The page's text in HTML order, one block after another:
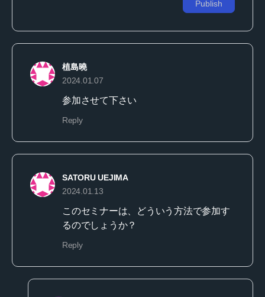
植島曉
2024.01.07
参加させて下さい
Reply
SATORU UEJIMA
2024.01.13
このセミナーは、どういう方法で参加す
るのでしょうか？
Reply